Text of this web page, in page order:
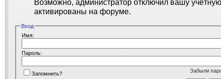
Возможно, администратор отключил вашу
активированы на форуме.
Вход
Имя:
Пароль:
Забыли
Запомнить?